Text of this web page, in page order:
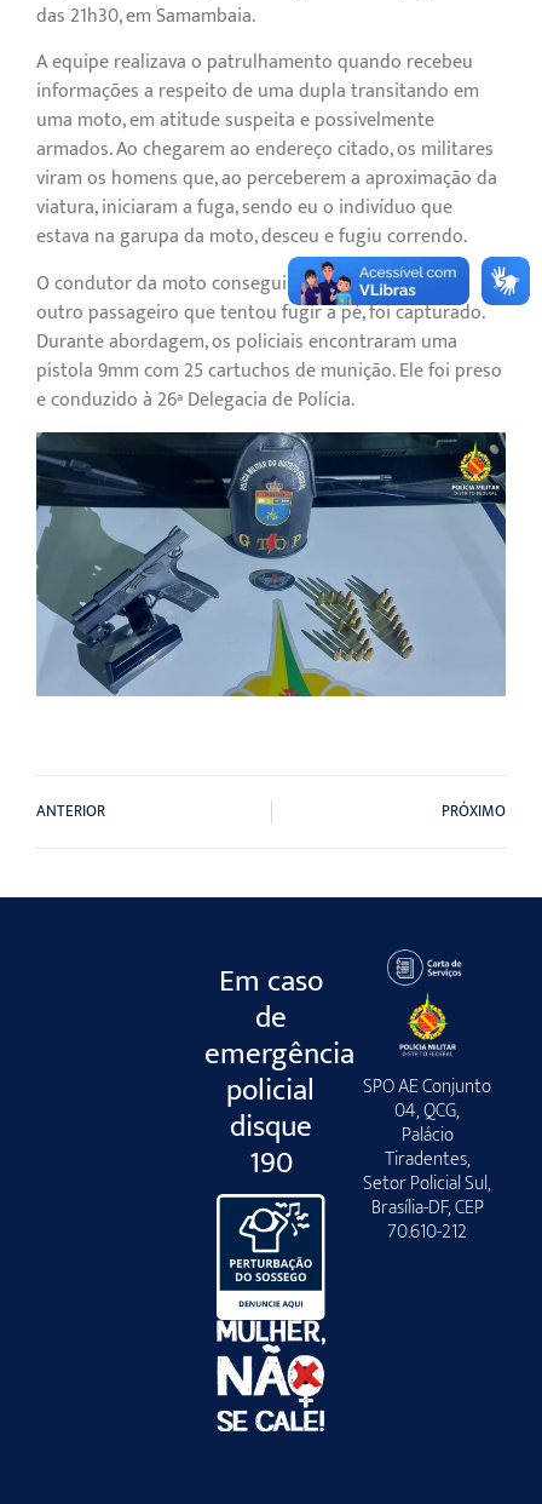
das 21h30, em Samambaia.
A equipe realizava o patrulhamento quando recebeu
informações a respeito de uma dupla transitando em
uma moto, em atitude suspeita e possivelmente
armados. Ao chegarem ao endereço citado, os militares
viram os homens que, ao perceberem a aproximação da
viatura, iniciaram a fuga, sendo eu o indivíduo que
estava na garupa da moto, desceu e fugiu correndo.
O condutor da moto conseguiu se evadir, porém, o
outro passageiro que tentou fugir a pé, foi capturado.
Durante abordagem, os policiais encontraram uma
pistola 9mm com 25 cartuchos de munição. Ele foi preso
e conduzido à 26ª Delegacia de Polícia.
ANTERIOR PRÓXIMO
Em caso
de
emergência
policial
disque
190
SPO AE Conjunto
04, QCG,
Palácio
Tiradentes,
Setor Policial Sul,
Brasília-DF, CEP
70.610-212